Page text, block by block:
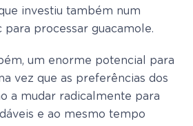
investiu também num
processar guacamole.
um enorme potencial para
vez que as preferências dos
a mudar radicalmente para
​​e ao mesmo tempo